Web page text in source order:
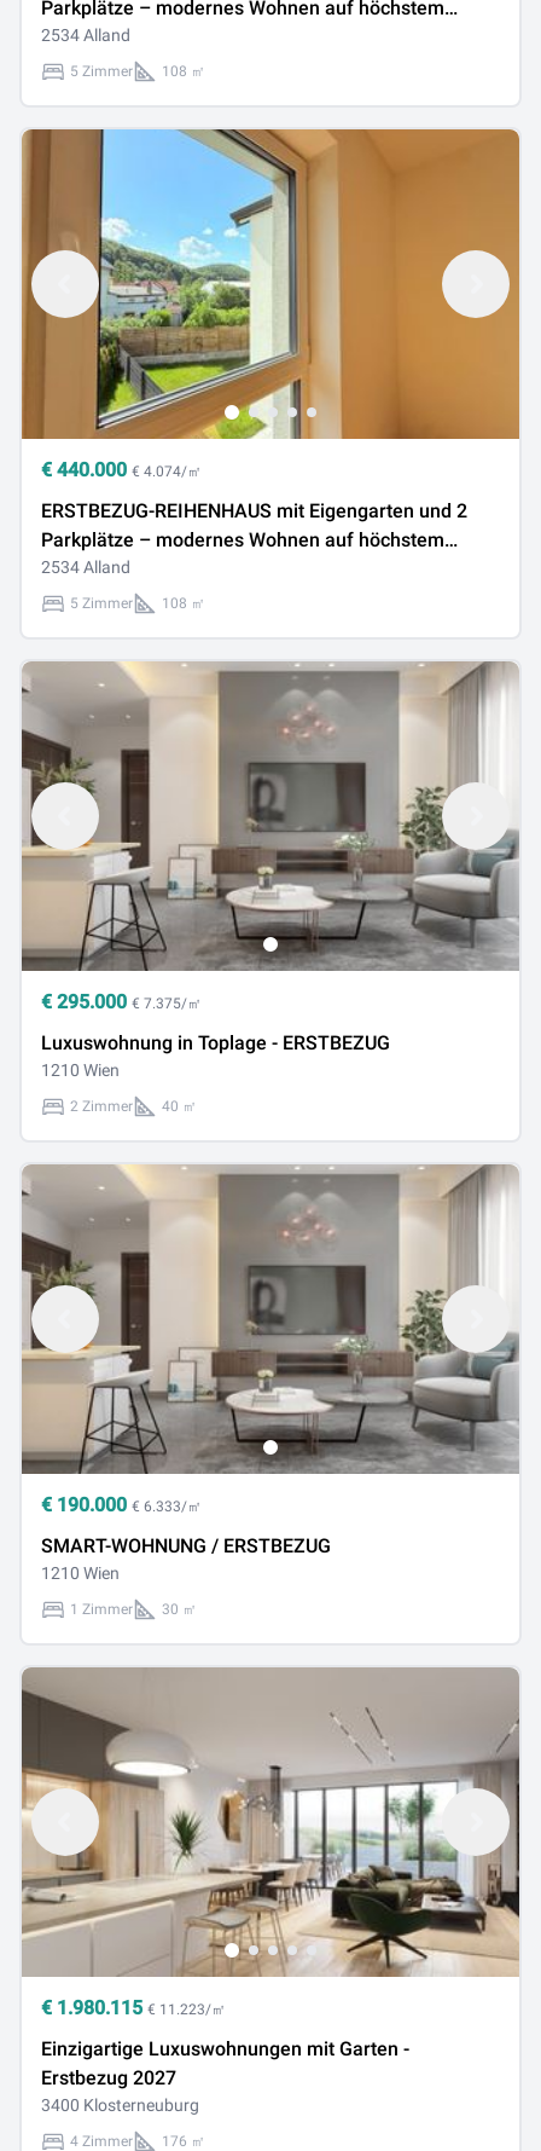
Parkplätze – modernes Wohnen auf höchstem
Niveau
2534 Alland
5 Zimmer 108 ㎡
€ 440.000 € 4.074/㎡
ERSTBEZUG-REIHENHAUS mit Eigengarten und 2
Parkplätze – modernes Wohnen auf höchstem
Niveau
2534 Alland
5 Zimmer 108 ㎡
€ 295.000 € 7.375/㎡
Luxuswohnung in Toplage - ERSTBEZUG
1210 Wien
2 Zimmer 40 ㎡
€ 190.000 € 6.333/㎡
SMART-WOHNUNG / ERSTBEZUG
1210 Wien
1 Zimmer 30 ㎡
€ 1.980.115 € 11.223/㎡
Einzigartige Luxuswohnungen mit Garten -
Erstbezug 2027
3400 Klosterneuburg
4 Zimmer 176 ㎡